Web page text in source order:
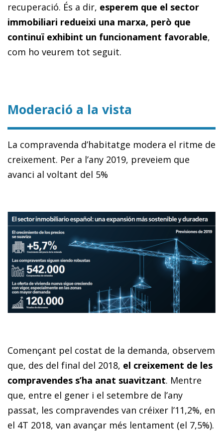
recuperació. És a dir, esperem que el sector
immobiliari redueixi una marxa, però que
continuï exhibint un funcionament favorable,
com ho veurem tot seguit.
Moderació a la vista
La compravenda d’habitatge modera el ritme de
creixement. Per a l’any 2019, preveiem que
avanci al voltant del 5%
Començant pel costat de la demanda, observem
que, des del final del 2018, el creixement de les
compravendes s’ha anat suavitzant. Mentre
que, entre el gener i el setembre de l’any
passat, les compravendes van créixer l’11,2%, en
el 4T 2018, van avançar més lentament (el 7,5%).